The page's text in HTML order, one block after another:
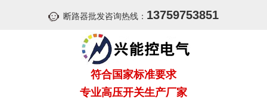
断路器批发咨询热线： 13759753851
符合国家标准要求
专业高压开关生产厂家